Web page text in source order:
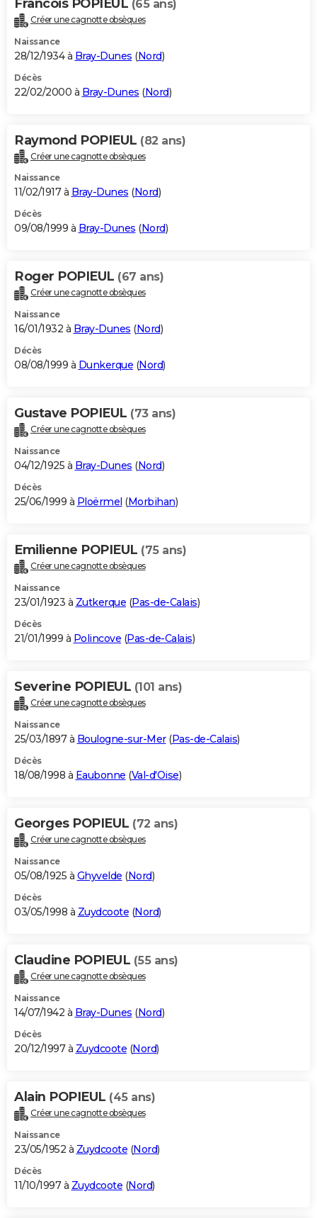
Francois POPIEUL (65 ans)
Créer une cagnotte obsèques
Naissance
28/12/1934 à Bray-Dunes (Nord)
Décès
22/02/2000 à Bray-Dunes (Nord)
Raymond POPIEUL (82 ans)
Créer une cagnotte obsèques
Naissance
11/02/1917 à Bray-Dunes (Nord)
Décès
09/08/1999 à Bray-Dunes (Nord)
Roger POPIEUL (67 ans)
Créer une cagnotte obsèques
Naissance
16/01/1932 à Bray-Dunes (Nord)
Décès
08/08/1999 à Dunkerque (Nord)
Gustave POPIEUL (73 ans)
Créer une cagnotte obsèques
Naissance
04/12/1925 à Bray-Dunes (Nord)
Décès
25/06/1999 à Ploërmel (Morbihan)
Emilienne POPIEUL (75 ans)
Créer une cagnotte obsèques
Naissance
23/01/1923 à Zutkerque (Pas-de-Calais)
Décès
21/01/1999 à Polincove (Pas-de-Calais)
Severine POPIEUL (101 ans)
Créer une cagnotte obsèques
Naissance
25/03/1897 à Boulogne-sur-Mer(Pas-de-Calais)
Décès
18/08/1998 à Eaubonne (Val-d'Oise)
Georges POPIEUL (72 ans)
Créer une cagnotte obsèques
Naissance
05/08/1925 à Ghyvelde (Nord)
Décès
03/05/1998 à Zuydcoote (Nord)
Claudine POPIEUL (55 ans)
Créer une cagnotte obsèques
Naissance
14/07/1942 à Bray-Dunes (Nord)
Décès
20/12/1997 à Zuydcoote (Nord)
Alain POPIEUL (45 ans)
Créer une cagnotte obsèques
Naissance
23/05/1952 à Zuydcoote (Nord)
Décès
11/10/1997 à Zuydcoote (Nord)